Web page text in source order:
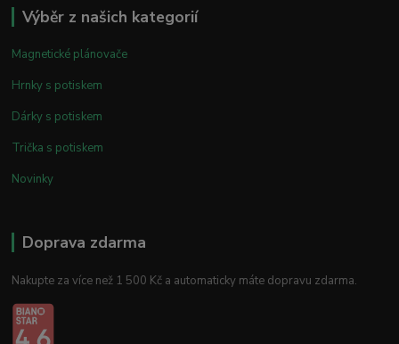
Výběr z našich kategorií
Magnetické plánovače
Hrnky s potiskem
Dárky s potiskem
Trička s potiskem
Novinky
Doprava zdarma
Nakupte za více než 1 500 Kč a automaticky máte dopravu zdarma.